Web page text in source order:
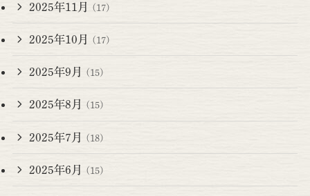
2025年11月 (17)
2025年10月 (17)
2025年9月 (15)
2025年8月 (15)
2025年7月 (18)
2025年6月 (15)